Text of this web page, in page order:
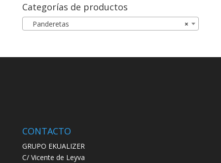
Categorías de productos
×
Panderetas
CONTACTO
GRUPO EKUALIZER
C/ Vicente de Leyva